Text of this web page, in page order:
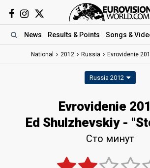
News Results & Points Songs &
National 2012 Russia Evrovidenie
Russia 2012
Evrovidenie
Ed Shulzhevskiy -
Сто минут